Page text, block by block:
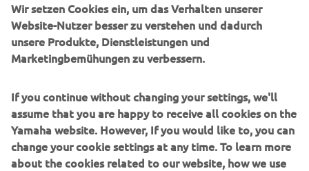
UNTERNEHMEN
B2B
MEHR YAMAHA
SUPPORT
Wir setzen Cookies ein, um das Verhalten unserer
Website-Nutzer besser zu verstehen und dadurch
unsere Produkte, Dienstleistungen und
Marketingbemühungen zu verbessern.
If you continue without changing your settings, we'll
assume that you are happy to receive all cookies on the
Yamaha website. However, If you would like to, you can
change your cookie settings at any time. To learn more
about the cookies related to our website, how we use